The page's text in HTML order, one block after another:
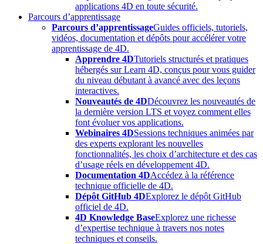
applications 4D en toute sécurité.
Parcours d’apprentissage
Parcours d’apprentissageGuides officiels, tutoriels,
vidéos, documentation et dépôts pour accélérer votre
apprentissage de 4D.
Apprendre 4DTutoriels structurés et pratiques
hébergés sur Learn 4D, conçus pour vous guider
du niveau débutant à avancé avec des leçons
interactives.
Nouveautés de 4DDécouvrez les nouveautés de
la dernière version LTS et voyez comment elles
font évoluer vos applications.
Webinaires 4DSessions techniques animées par
des experts explorant les nouvelles
fonctionnalités, les choix d’architecture et des cas
d’usage réels en développement 4D.
Documentation 4DAccédez à la référence
technique officielle de 4D.
Dépôt GitHub 4DExplorez le dépôt GitHub
officiel de 4D.
4D Knowledge BaseExplorez une richesse
d’expertise technique à travers nos notes
techniques et conseils.